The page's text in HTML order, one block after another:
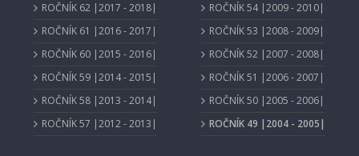
ROČNÍK 62 |2017 - 2018|
ROČNÍK 61 |2016 - 2017|
ROČNÍK 60 |2015 - 2016|
ROČNÍK 59 |2014 - 2015|
ROČNÍK 58 |2013 - 2014|
ROČNÍK 57 |2012 - 2013|
ROČNÍK 54 |2009 - 2010|
ROČNÍK 53 |2008 - 2009|
ROČNÍK 52 |2007 - 2008|
ROČNÍK 51 |2006 - 2007|
ROČNÍK 50 |2005 - 2006|
ROČNÍK 49 |2004 - 2005|